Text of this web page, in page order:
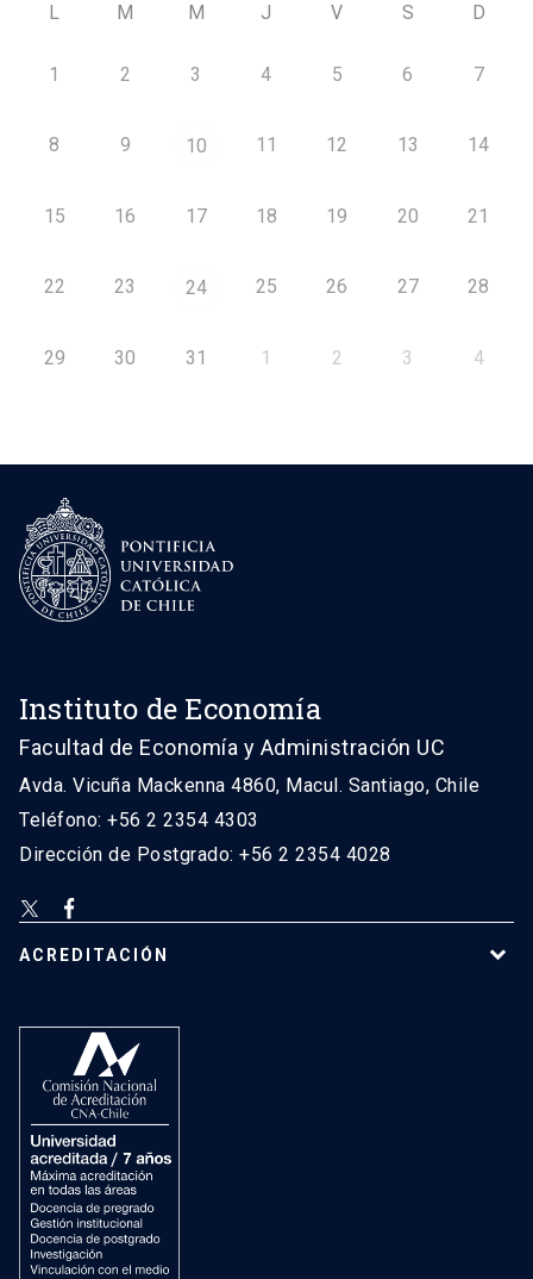
L M M J V S D
1 2 3 4 5 6 7
8 9 10 11 12 13 14
15 16 17 18 19 20 21
22 23 24 25 26 27 28
29 30 31 1 2 3 4
Instituto de Economía
Facultad de Economía y Administración UC
Avda. Vicuña Mackenna 4860, Macul. Santiago, Chile
Teléfono: +56 2 2354 4303
Dirección de Postgrado: +56 2 2354 4028
ACREDITACIÓN